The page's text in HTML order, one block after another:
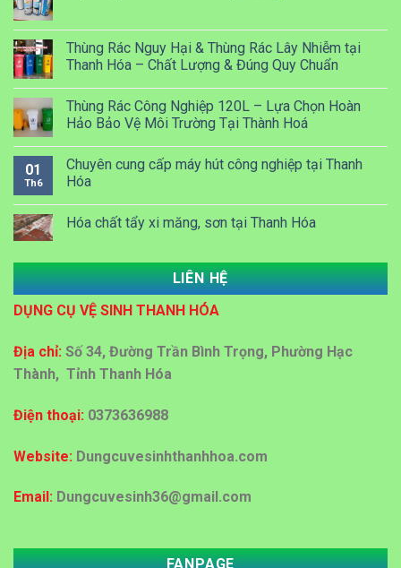
Thùng Rác Nguy Hại & Thùng Rác Lây Nhiễm tại
Thanh Hóa – Chất Lượng & Đúng Quy Chuẩn
Thùng Rác Công Nghiệp 120L – Lựa Chọn Hoàn
Hảo Bảo Vệ Môi Trường Tại Thành Hoá
01
Th6
Chuyên cung cấp máy hút công nghiệp tại Thanh
Hóa
Hóa chất tẩy xi măng, sơn tại Thanh Hóa
Dung dịch Lau kính công nghiệp tại Thanh Hóa
Mua bán thùng rác ở Thanh Hoá
LIÊN HỆ
DỤNG CỤ VỆ SINH THANH HÓA
Địa chỉ: Số 34, Đường Trần Bình Trọng, Phường Hạc
Thành, Tỉnh Thanh Hóa
Điện thoại: 0373636988
Website: Dungcuvesinhthanhhoa.com
Email: Dungcuvesinh36@gmail.com
FANPAGE